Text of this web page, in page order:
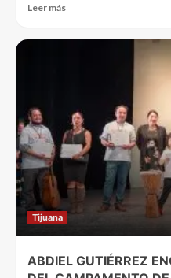
Leer más
Tijuana
ABDIEL GUTIÉRREZ